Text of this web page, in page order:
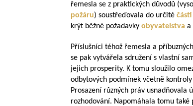
řemesla se z praktických důvodů
požáru) soustřeďovala do určité
krýt běžné požadavky obyvatelstva a
Příslušníci téhož řemesla a
se pak vytvářela sdružení s vlastní
jejich prosperity. K tomu sloužilo
odbytových podmínek včetně
Prosazení různých práv
rozhodování. Napomáhala tomu také